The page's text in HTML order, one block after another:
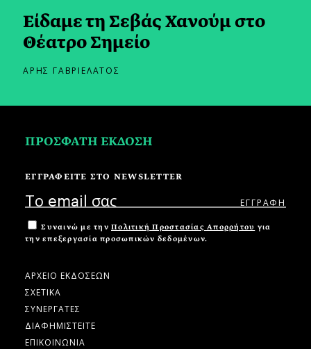
Είδαμε τη Σεβάς Χανούμ στο
Θέατρο Σημείο
ΑΡΗΣ ΓΑΒΡΙΕΛΑΤΟΣ
ΠΡΟΣΦΑΤΗ ΕΚΔΟΣΗ
ΕΓΓΡΑΦΕΙΤΕ ΣΤΟ NEWSLETTER
Συναινώ με την Πολιτική Προστασίας Απορρήτου για
την επεξεργασία προσωπικών δεδομένων.
ΑΡΧΕΙΟ ΕΚΔΟΣΕΩΝ
ΣΧΕΤΙΚΑ
ΣΥΝΕΡΓΑΤΕΣ
ΔΙΑΦΗΜΙΣΤΕΙΤΕ
ΕΠΙΚΟΙΝΩΝΙΑ